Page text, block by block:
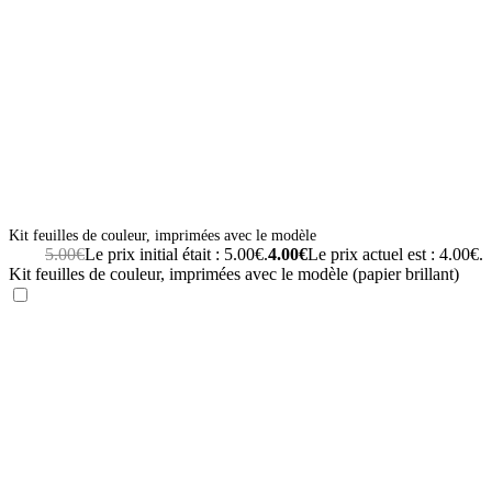
Kit feuilles de couleur, imprimées avec le modèle
5.00€Le prix initial était : 5.00€.4.00€Le prix actuel est : 4.00€.
Kit feuilles de couleur, imprimées avec le modèle (papier brillant)